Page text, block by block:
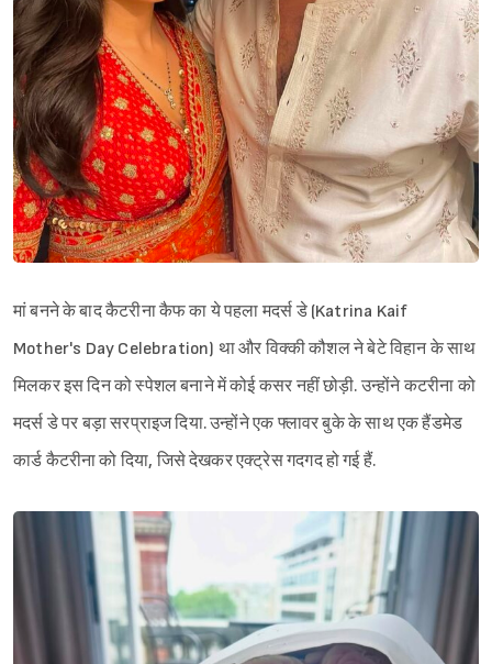
मां बनने के बाद कैटरीना कैफ का ये पहला मदर्स डे (Katrina Kaif
Mother's Day Celebration) था और विक्की कौशल ने बेटे विहान के साथ
मिलकर इस दिन को स्पेशल बनाने में कोई कसर नहीं छोड़ी. उन्होंने कटरीना को
मदर्स डे पर बड़ा सरप्राइज दिया. उन्होंने एक फ्लावर बुके के साथ एक हैंडमेड
कार्ड कैटरीना को दिया, जिसे देखकर एक्ट्रेस गदगद हो गई हैं.